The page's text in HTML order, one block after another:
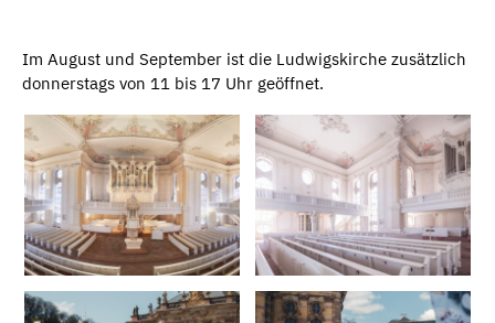
Im August und September ist die Ludwigskirche zusätzlich
donnerstags von 11 bis 17 Uhr geöffnet.